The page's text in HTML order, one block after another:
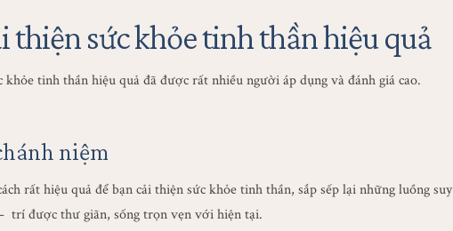
thiện sức khỏe tinh thần hiệu quả
tinh thần hiệu quả đã được rất nhiều người áp dụng và đánh giá cao.
niệm
rất hiệu quả để bạn cải thiện sức khỏe tinh thần, sắp sếp lại những luồng suy
trí được thư giãn, sống trọn vẹn với hiện tại.